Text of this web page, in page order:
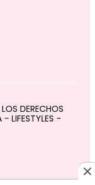
DERECHOS
- LIFESTYLES -